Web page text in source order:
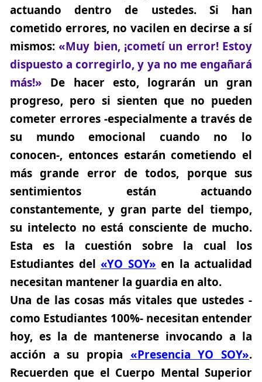
actuando dentro de ustedes. Si han
cometido errores, no vacilen en decirse a sí
mismos:«Muy bien, ¡cometí un error! Estoy
dispuesto a corregirlo, y ya no me engañará
más!» De hacer esto, lograrán un gran
progreso, pero si sienten que no pueden
cometer errores -especialmente a través de
su mundo emocional cuando no lo
conocen-, entonces estarán cometiendo el
más grande error de todos, porque sus
sentimientos están actuando
constantemente, y gran parte del tiempo,
su intelecto no está consciente de mucho.
Esta es la cuestión sobre la cual los
Estudiantes del «YO SOY» en la actualidad
necesitan mantener la guardia en alto.
Una de las cosas más vitales que ustedes -
como Estudiantes 100%- necesitan entender
hoy, es la de mantenerse invocando a la
acción a su propia «Presencia YO SOY».
Recuerden que el Cuerpo Mental Superior